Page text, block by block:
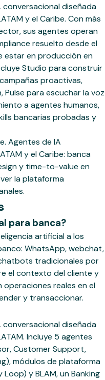
diseñada
y el Caribe. Con más
sus agentes operan
resuelto desde el
estar en producción en
Studio para construir
proactivas,
para escuchar la voz
a agentes humanos,
bancarias probadas y
Agentes de IA
y el Caribe: banca
y time-to-value en
la plataforma
para banca?
artificial a los
WhatsApp, webchat,
tradicionales por
el contexto del cliente y
reales en el
y transaccionar.
diseñada
Incluye 5 agentes
Customer Support,
módulos de plataforma
y BLAM, un Banking